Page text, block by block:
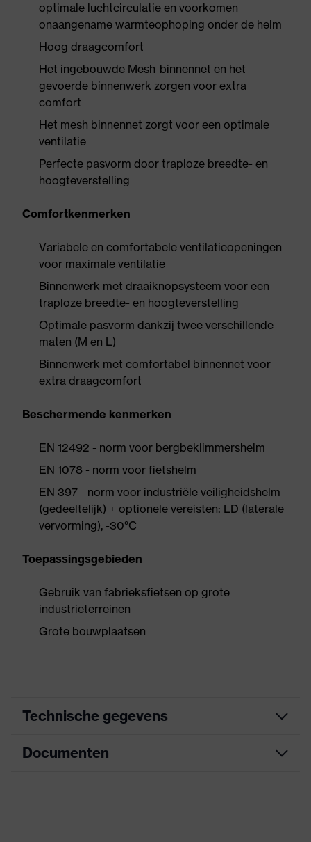
optimale luchtcirculatie en voorkomen
onaangename warmteophoping onder de helm
Hoog draagcomfort
Het ingebouwde Mesh-binnennet en het
gevoerde binnenwerk zorgen voor extra
comfort
Het mesh binnennet zorgt voor een optimale
ventilatie
Perfecte pasvorm door traploze breedte- en
hoogteverstelling
Comfortkenmerken
Variabele en comfortabele ventilatieopeningen
voor maximale ventilatie
Binnenwerk met draaiknopsysteem voor een
traploze breedte- en hoogteverstelling
Optimale pasvorm dankzij twee verschillende
maten (M en L)
Binnenwerk met comfortabel binnennet voor
extra draagcomfort
Beschermende kenmerken
EN 12492 - norm voor bergbeklimmershelm
EN 1078 - norm voor fietshelm
EN 397 - norm voor industriële veiligheidshelm
(gedeeltelijk) + optionele vereisten: LD (laterale
vervorming), -30°C
Toepassingsgebieden
Gebruik van fabrieksfietsen op grote
industrieterreinen
Grote bouwplaatsen
Technische gegevens
Zoek kleur
Documenten